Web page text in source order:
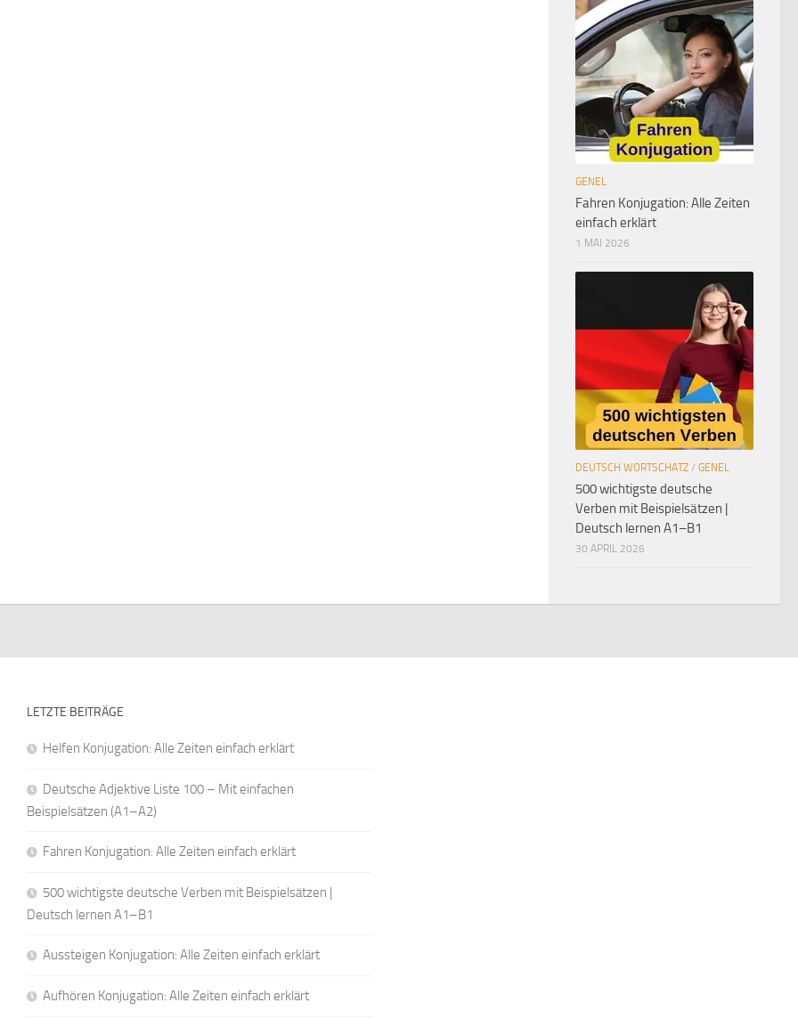
GENEL
Fahren Konjugation: Alle Zeiten
einfach erklärt
1 MAI 2026
DEUTSCH WORTSCHATZ / GENEL
500 wichtigste deutsche
Verben mit Beispielsätzen |
Deutsch lernen A1–B1
30 APRIL 2026
LETZTE BEITRÄGE
Helfen Konjugation: Alle Zeiten einfach erklärt
Deutsche Adjektive Liste 100 – Mit einfachen
Beispielsätzen (A1–A2)
Fahren Konjugation: Alle Zeiten einfach erklärt
500 wichtigste deutsche Verben mit Beispielsätzen |
Deutsch lernen A1–B1
Aussteigen Konjugation: Alle Zeiten einfach erklärt
Aufhören Konjugation: Alle Zeiten einfach erklärt